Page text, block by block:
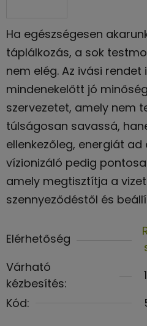
Ha egészségesen
táplálkozás, a sok
nem elég. Az ivási
mindenekelőtt jó
szervezetet, amely nem
túlságosan savassá,
ellenkezőleg, energiát
vízionizáló pedig
amely megtisztítja a
szennyeződéstől és
Elérhetőség
Várható
kézbesítés:
Kód: